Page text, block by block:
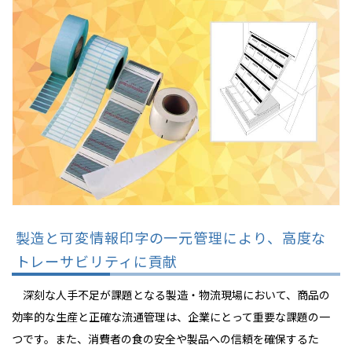
製造と可変情報印字の一元管理により、高度な
トレーサビリティに貢献
深刻な人手不足が課題となる製造・物流現場において、商品の
効率的な生産と正確な流通管理は、企業にとって重要な課題の一
つです。また、消費者の食の安全や製品への信頼を確保するた